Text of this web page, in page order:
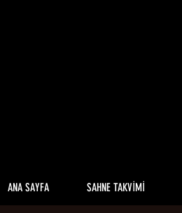
ANA SAYFA SAHNE TAKVİMİ